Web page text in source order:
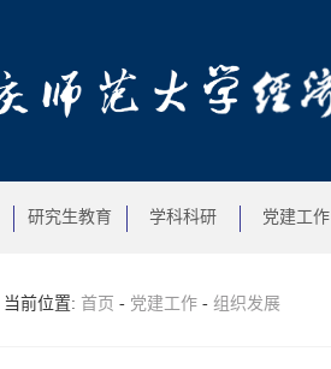
研究生教育 学科科研 党建工作
当前位置: 首页 - 党建工作 - 组织发展